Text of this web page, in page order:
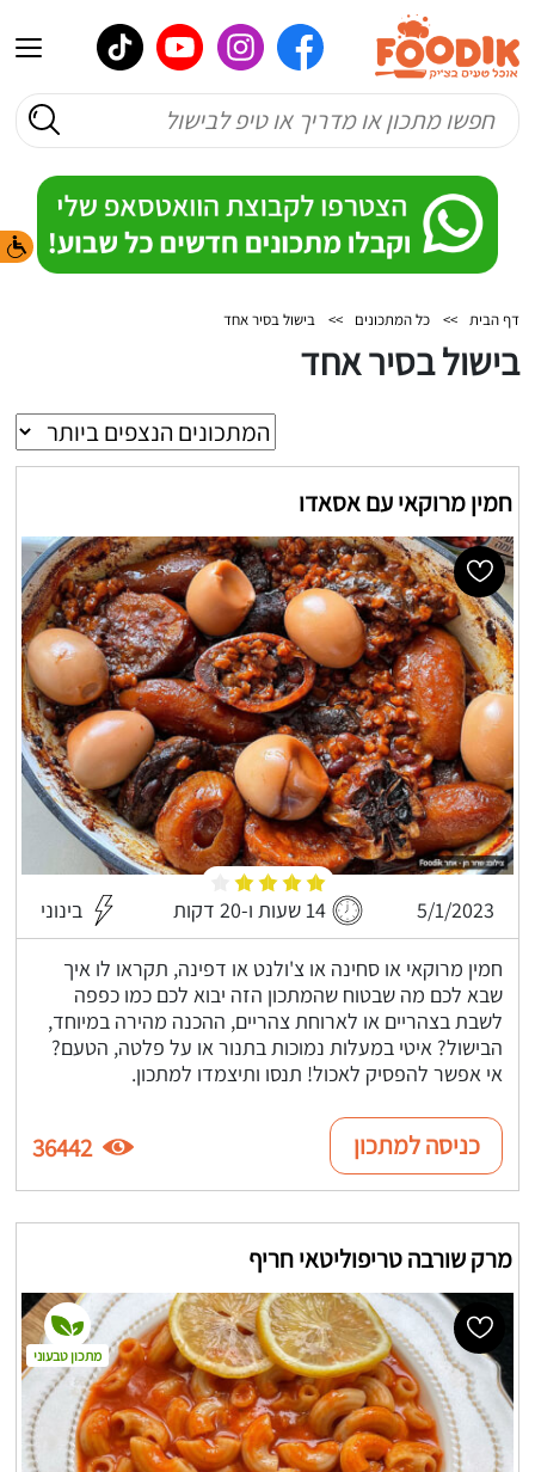
דף הבית >> כל המתכונים >> בישול בסיר אחד
בישול בסיר אחד
חמין מרוקאי עם אסאדו
5/1/2023 14 שעות ו-20 דקות בינוני
חמין מרוקאי או סחינה או צ'ולנט או דפינה, תקראו לו איך
שבא לכם מה שבטוח שהמתכון הזה יבוא לכם כמו כפפה
לשבת בצהריים או לארוחת צהריים, ההכנה מהירה במיוחד,
הבישול? איטי במעלות נמוכות בתנור או על פלטה, הטעם?
אי אפשר להפסיק לאכול! תנסו ותיצמדו למתכון.
כניסה למתכון 36442
מרק שורבה טריפוליטאי חריף
מתכון טבעוני